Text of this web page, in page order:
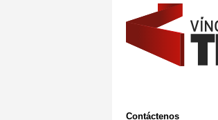
Contáctenos